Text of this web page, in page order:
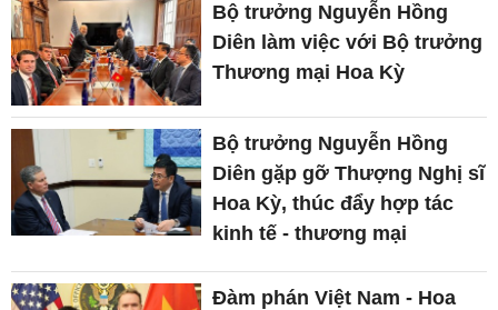
Bộ trưởng Nguyễn Hồng
Diên làm việc với Bộ trưởng
Thương mại Hoa Kỳ
Bộ trưởng Nguyễn Hồng
Diên gặp gỡ Thượng Nghị sĩ
Hoa Kỳ, thúc đẩy hợp tác
kinh tế - thương mại
Đàm phán Việt Nam - Hoa